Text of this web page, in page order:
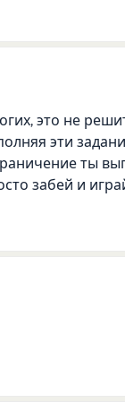
это не
эти
ты
забей и